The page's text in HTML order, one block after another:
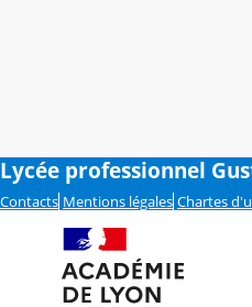
Lycée professionnel
Contacts Mentions légales Chartes